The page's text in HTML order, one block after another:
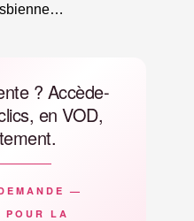
? Accède-
en VOD,
—
LA